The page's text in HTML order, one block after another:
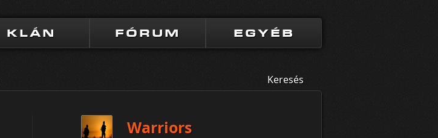
KLÁN FÓRUM EGYÉB
Keresés
Warriors